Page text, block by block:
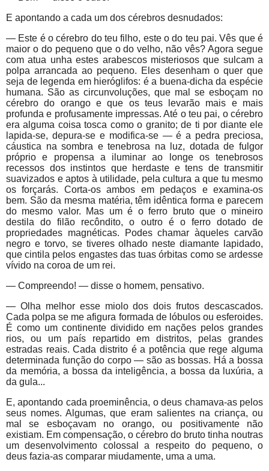
E apontando a cada um dos cérebros desnudados:
— Este é o cérebro do teu filho, este o do teu pai. Vês que é
maior o do pequeno que o do velho, não vês? Agora segue
com atua unha estes arabescos misteriosos que sulcam a
polpa arrancada ao pequeno. Eles desenham o quer que
seja de legenda em hieróglifos: é a buena-dicha da espécie
humana. São as circunvoluções, que mal se esboçam no
cérebro do orango e que os teus levarão mais e mais
profunda e profusamente impressas. Até o teu pai, o cérebro
era alguma coisa tosca como o granito; de ti por diante ele
lapida-se, depura-se e modifica-se — é a pedra preciosa,
cáustica na sombra e tenebrosa na luz, dotada de fulgor
próprio e propensa a iluminar ao longe os tenebrosos
recessos dos instintos que herdaste e tens de transmitir
suavizados e aptos à utilidade, pela cultura a que tu mesmo
os forçarás. Corta-os ambos em pedaços e examina-os
bem. São da mesma matéria, têm idêntica forma e parecem
do mesmo valor. Mas um é o ferro bruto que o mineiro
destila do filão recôndito, o outro é o ferro dotado de
propriedades magnéticas. Podes chamar àqueles carvão
negro e torvo, se tiveres olhado neste diamante lapidado,
que cintila pelos engastes das tuas órbitas como se ardesse
vívido na coroa de um rei.
— Compreendo! — disse o homem, pensativo.
— Olha melhor esse miolo dos dois frutos descascados.
Cada polpa se me afigura formada de lóbulos ou esferoides.
É como um continente dividido em nações pelos grandes
rios, ou um país repartido em distritos, pelas grandes
estradas reais. Cada distrito é a potência que rege alguma
determinada função do corpo — são as bossas. Há a bossa
da memória, a bossa da inteligência, a bossa da luxúria, a
da gula...
E, apontando cada proeminência, o deus chamava-as pelos
seus nomes. Algumas, que eram salientes na criança, ou
mal se esboçavam no orango, ou positivamente não
existiam. Em compensação, o cérebro do bruto tinha noutras
um desenvolvimento colossal a respeito do pequeno, o
deus fazia-as comparar miudamente, uma a uma.